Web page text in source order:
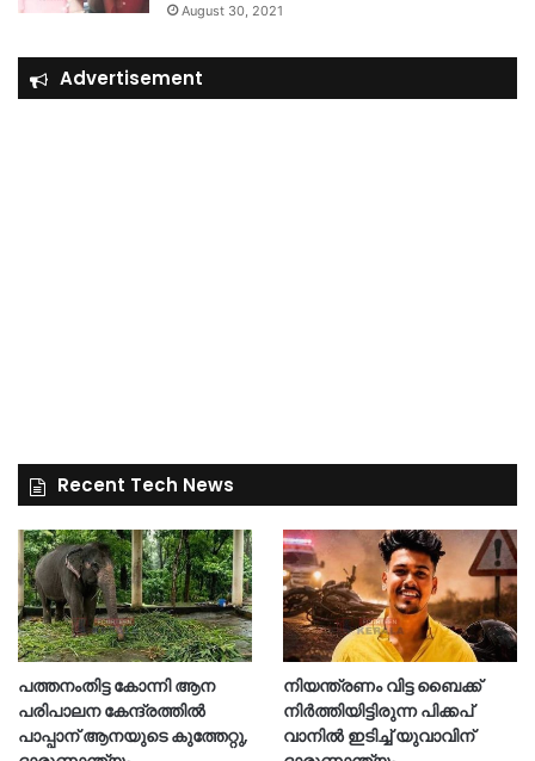
August 30, 2021
Advertisement
Recent Tech News
പത്തനംതിട്ട കോന്നി ആന
പരിപാലന കേന്ദ്രത്തിൽ
പാപ്പാന് ആനയുടെ കുത്തേറ്റു,
നിയന്ത്രണം വിട്ട ബൈക്ക്
നിർത്തിയിട്ടിരുന്ന പിക്കപ്
വാനിൽ ഇടിച്ച് യുവാവിന്